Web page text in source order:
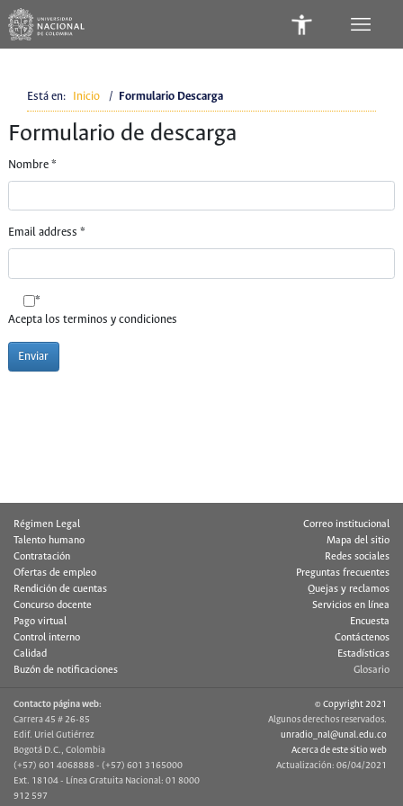
Está en: Inicio / Formulario Descarga
Formulario de descarga
Nombre *
Email address *
*
Acepta los terminos y condiciones
Enviar
Régimen Legal
Talento humano
Contratación
Ofertas de empleo
Rendición de cuentas
Concurso docente
Pago virtual
Control interno
Calidad
Buzón de notificaciones
Correo institucional
Mapa del sitio
Redes sociales
Preguntas frecuentes
Quejas y reclamos
Servicios en línea
Encuesta
Contáctenos
Estadísticas
Glosario
Contacto página web:
Carrera 45 # 26-85
Edif. Uriel Gutiérrez
Bogotá D.C., Colombia
(+57) 601 4068888 - (+57) 601 3165000
Ext. 18104 - Línea Gratuita Nacional: 01 8000
912 597
© Copyright 2021
Algunos derechos reservados.
unradio_nal@unal.edu.co
Acerca de este sitio web
Actualización: 06/04/2021